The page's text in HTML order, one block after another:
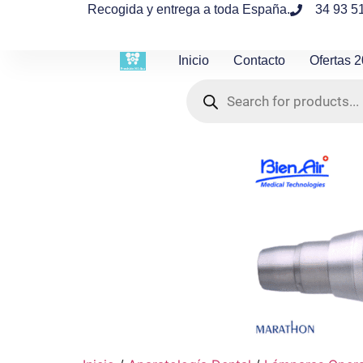
Recogida y entrega a toda España. 34 93
Inicio Contacto Ofertas